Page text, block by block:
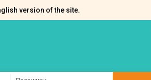
version of the site.